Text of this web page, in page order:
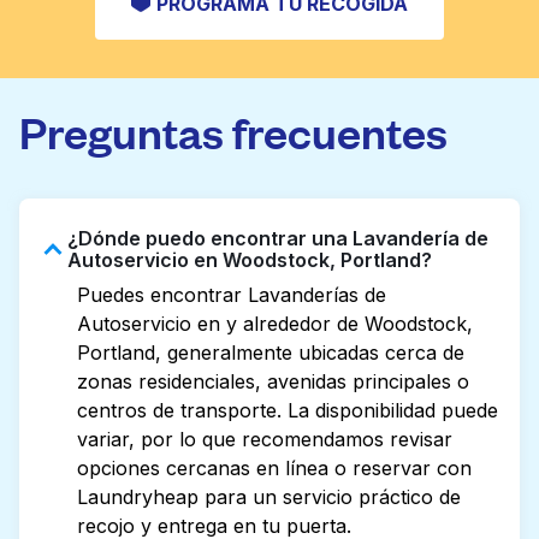
Preguntas frecuentes
¿Dónde puedo encontrar una Lavandería de
Autoservicio en Woodstock, Portland?
Puedes encontrar Lavanderías de
Autoservicio en y alrededor de Woodstock,
Portland, generalmente ubicadas cerca de
zonas residenciales, avenidas principales o
centros de transporte. La disponibilidad puede
variar, por lo que recomendamos revisar
opciones cercanas en línea o reservar con
Laundryheap para un servicio práctico de
recojo y entrega en tu puerta.